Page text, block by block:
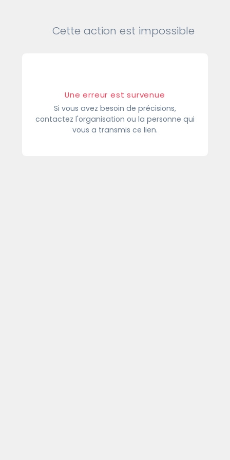
Cette action est impossible
Une erreur est survenue
Si vous avez besoin de précisions,
contactez l'organisation ou la personne qui
vous a transmis ce lien.